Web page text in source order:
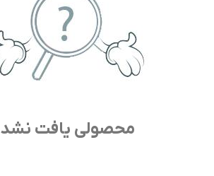
محصولی یافت نشد